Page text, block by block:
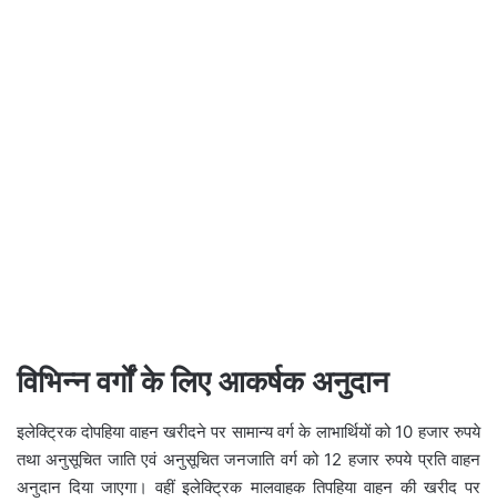
विभिन्न वर्गों के लिए आकर्षक अनुदान
इलेक्ट्रिक दोपहिया वाहन खरीदने पर सामान्य वर्ग के लाभार्थियों को 10 हजार रुपये
तथा अनुसूचित जाति एवं अनुसूचित जनजाति वर्ग को 12 हजार रुपये प्रति वाहन
अनुदान दिया जाएगा। वहीं इलेक्ट्रिक मालवाहक तिपहिया वाहन की खरीद पर